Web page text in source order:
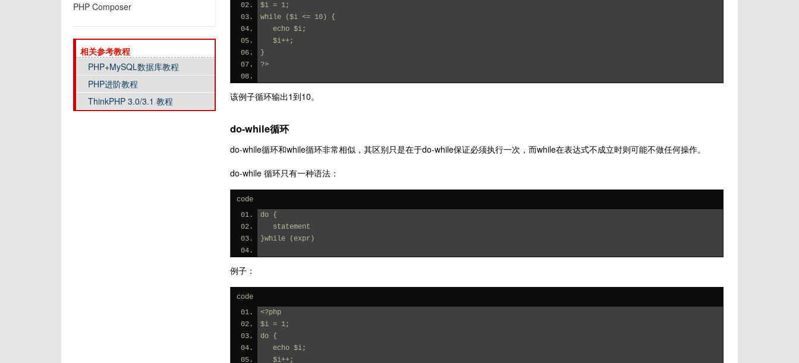
PHP Composer
相关参考教程
PHP+MySQL数据库教程
PHP进阶教程
ThinkPHP 3.0/3.1 教程
$i = 1;
while ($i <= 10) {
   echo $i;
   $i++;
}
?>
该例子循环输出1到10。
do-while循环
do-while循环和while循环非常相似，其区别只是在于do-while保证必须执行一次，而while在表达式不成立时则可能不做任何操作。
do-while 循环只有一种语法：
code
do {
   statement
}while (expr)
例子：
code
<?php
$i = 1;
do {
   echo $i;
   $i++;